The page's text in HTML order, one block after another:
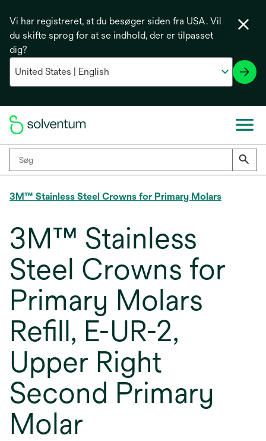
Vi har registreret, at du besøger siden fra USA. Vil
du skifte sprog for at se indhold, der er tilpasset
dig?
3M™ Stainless Steel Crowns for Primary Molars
3M™ Stainless
Steel Crowns for
Primary Molars
Refill, E-UR-2,
Upper Right
Second Primary
Molar